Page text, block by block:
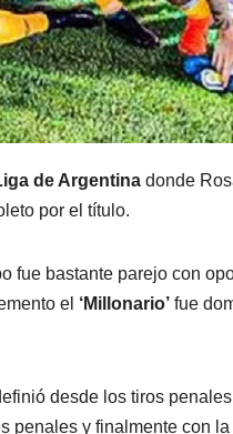
de Argentina donde
por el título.
fue bastante parejo con
el ‘Millonario’ fue
desde los tiros
penales y finalmente con